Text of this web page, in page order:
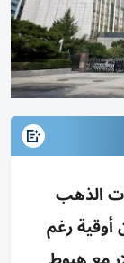
الذهب
إلى 74.96 مليون أوقية رغم